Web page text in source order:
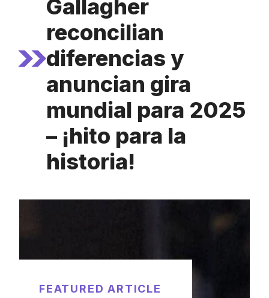
Gallagher
reconcilian
diferencias y
anuncian gira
mundial para 2025
– ¡hito para la
historia!
FEATURED ARTICLE